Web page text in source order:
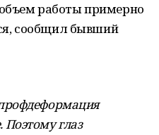
работы примерно
сообщил бывший
Поэтому глаз